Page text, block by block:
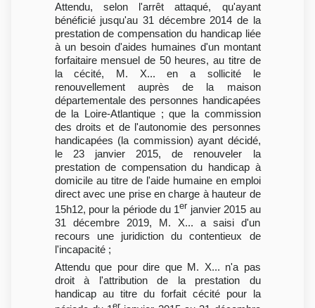
Attendu, selon l'arrêt attaqué, qu'ayant
bénéficié jusqu'au 31 décembre 2014 de la
prestation de compensation du handicap liée
à un besoin d'aides humaines d'un montant
forfaitaire mensuel de 50 heures, au titre de
la cécité, M. X... en a sollicité le
renouvellement auprès de la maison
départementale des personnes handicapées
de la Loire-Atlantique ; que la commission
des droits et de l'autonomie des personnes
handicapées (la commission) ayant décidé,
le 23 janvier 2015, de renouveler la
prestation de compensation du handicap à
domicile au titre de l'aide humaine en emploi
direct avec une prise en charge à hauteur de
15h12, pour la période du 1er janvier 2015 au
31 décembre 2019, M. X... a saisi d'un
recours une juridiction du contentieux de
l'incapacité ;
Attendu que pour dire que M. X... n'a pas
droit à l'attribution de la prestation du
handicap au titre du forfait cécité pour la
er